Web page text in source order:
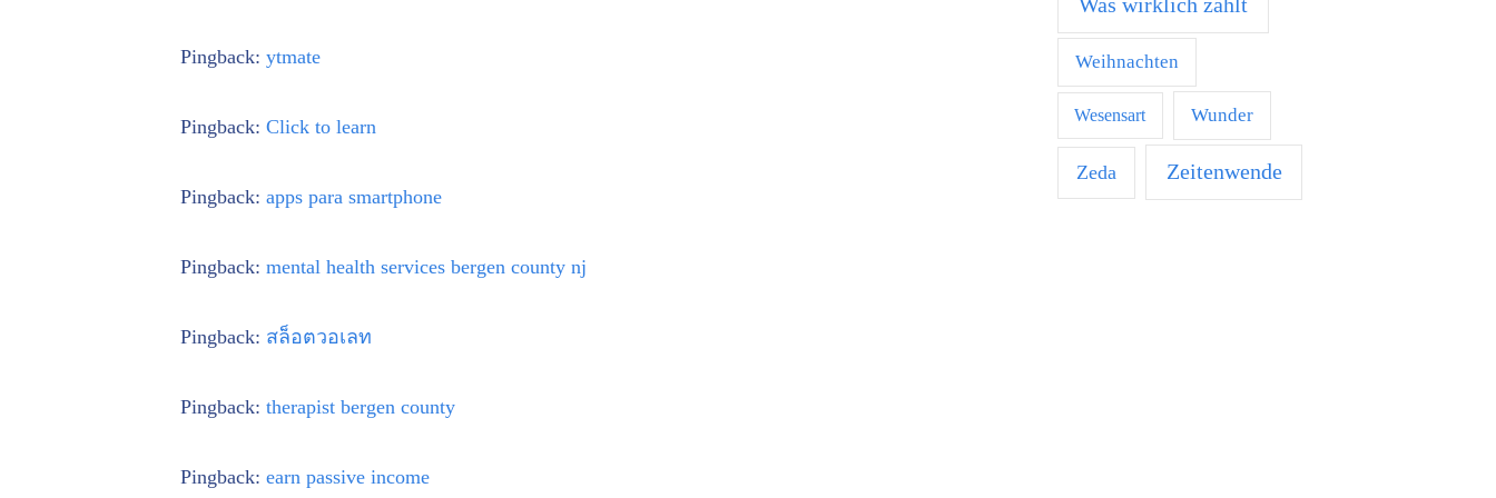
Pingback: ytmate
Pingback: Click to learn
Pingback: apps para smartphone
Pingback: mental health services bergen county nj
Pingback: สล็อตวอเลท
Pingback: therapist bergen county
Pingback: earn passive income
Weihnachten
Wesensart Wunder
Zeda Zeitenwende